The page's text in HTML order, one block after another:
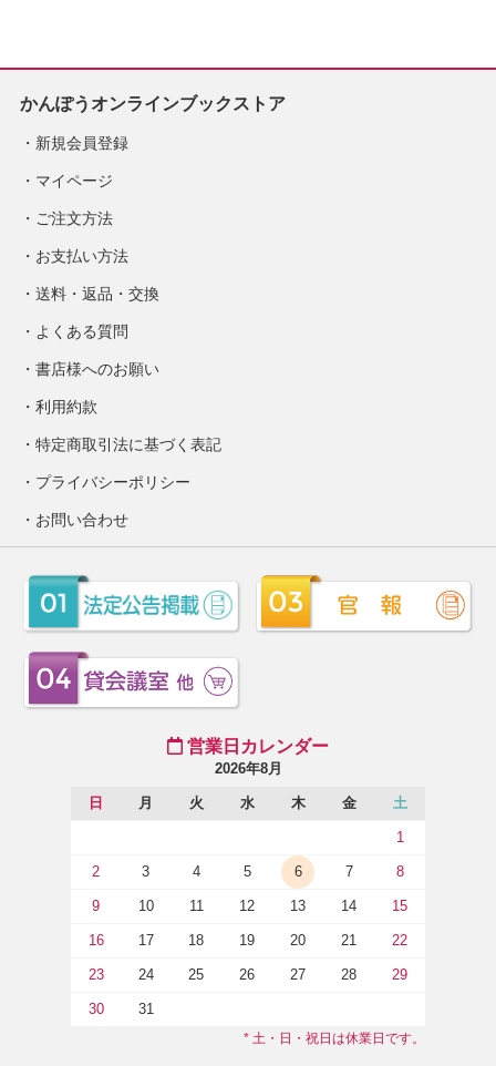
かんぽうオンラインブックストア
新規会員登録
マイページ
ご注文方法
お支払い方法
送料・返品・交換
よくある質問
書店様へのお願い
利用約款
特定商取引法に基づく表記
プライバシーポリシー
お問い合わせ
営業日カレンダー
2026年8月
日 月 火 水 木 金 土
1
2 3 4 5 6 7 8
9 10 11 12 13 14 15
16 17 18 19 20 21 22
23 24 25 26 27 28 29
30 31
* 土・日・祝日は休業日です。